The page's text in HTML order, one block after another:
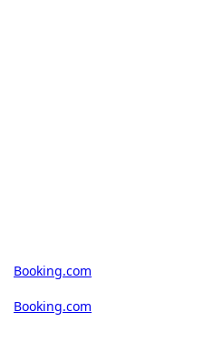
Booking.com
Booking.com